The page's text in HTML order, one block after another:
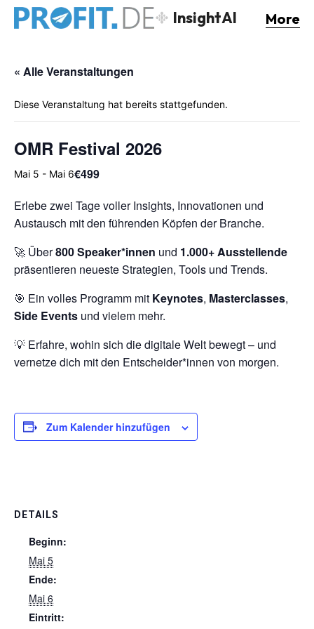
InsightAI More
« Alle Veranstaltungen
Diese Veranstaltung hat bereits stattgefunden.
OMR Festival 2026
Mai 5 - Mai 6€499
Erlebe zwei Tage voller Insights, Innovationen und
Austausch mit den führenden Köpfen der Branche.
🚀 Über800 Speaker*innen und 1.000+ Ausstellende
präsentieren neueste Strategien, Tools und Trends.
🎯 Ein volles Programm mit Keynotes, Masterclasses,
Side Events und vielem mehr.
💡 Erfahre, wohin sich die digitale Welt bewegt – und
vernetze dich mit den Entscheider*innen von morgen.
Zum Kalender hinzufügen
DETAILS
Beginn:
Mai 5
Ende:
Mai 6
Eintritt: